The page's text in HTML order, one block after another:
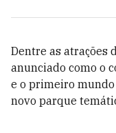
Dentre as atrações
anunciado como o
e o primeiro
novo parque